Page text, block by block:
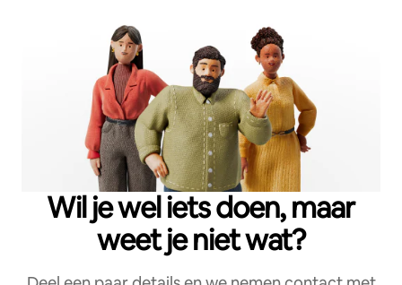
Wil je wel iets doen, maar
weet je niet wat?